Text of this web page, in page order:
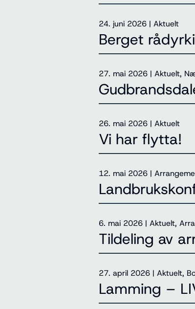
24. juni 2026| Aktuelt
Berget
27. mai 2026| Aktuelt,
26. mai 2026| Aktuelt
Vi har flytta!
12. mai 2026|
6. mai 2026| Aktuelt,
Tildeling av
27. april 2026| Aktuelt,
Lamming –